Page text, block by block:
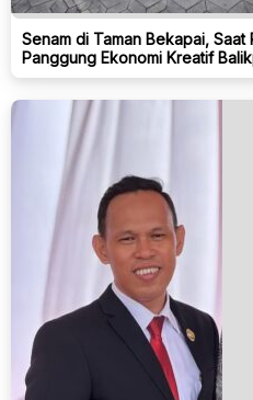
Senam di Taman Bekapai, Saat
Panggung Ekonomi Kreatif